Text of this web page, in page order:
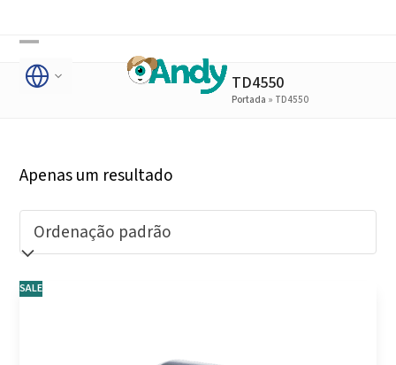
content
Open
mobile
Close
mobile
TD4550
Portada » TD4550
Apenas um resultado
SALE